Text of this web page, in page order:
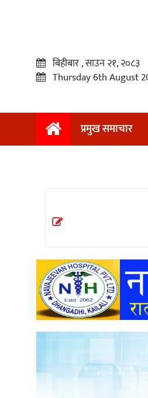
प्रमुख
अन्तराष्ट्रिय
अन्तर्वार्ता
खेलकुद
बिहीबार , साउन २१, २०८३
Thursday 6th August
प्रमुख समाचार